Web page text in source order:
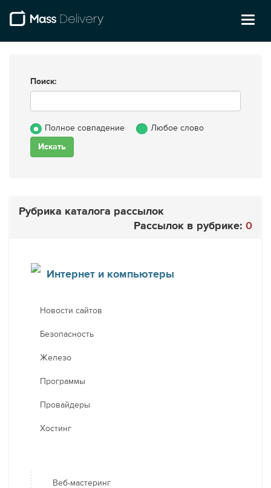
Поиск:
Полное совпадение Любое слово
Рубрика каталога рассылок
Рассылок в рубрике: 0
Интернет и компьютеры
Новости сайтов
Безопасность
Железо
Программы
Провайдеры
Хостинг
Веб-мастеринг